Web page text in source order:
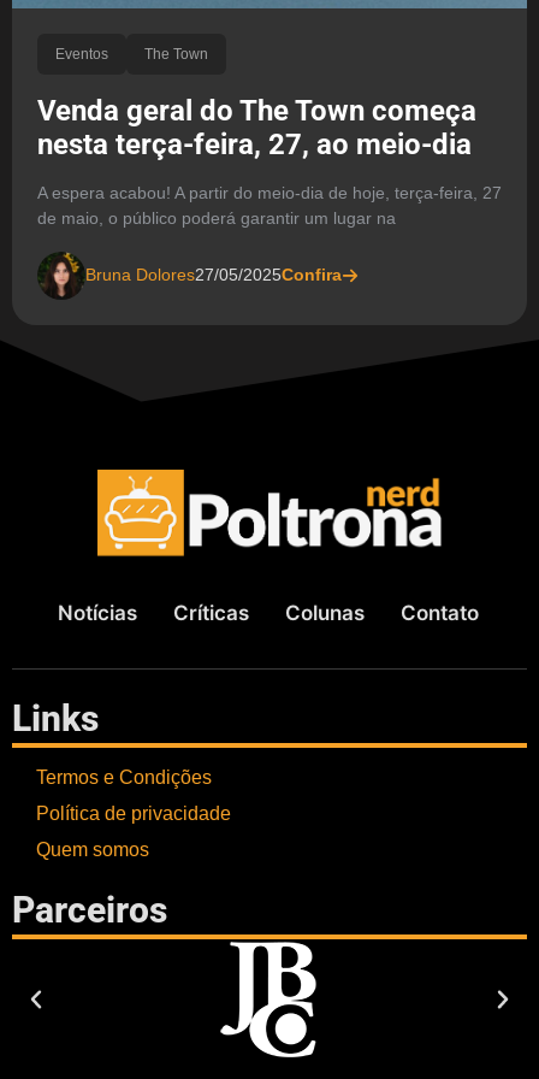
Eventos The Town
Venda geral do The Town começa
nesta terça-feira, 27, ao meio-dia
A espera acabou! A partir do meio-dia de hoje, terça-feira, 27
de maio, o público poderá garantir um lugar na
Bruna Dolores27/05/2025Confira
Notícias Críticas Colunas Contato
Links
Termos e Condições
Política de privacidade
Quem somos
Parceiros